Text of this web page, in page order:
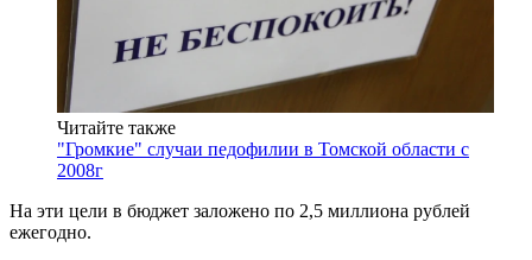
Читайте также
"Громкие" случаи педофилии в Томской области с
2008г
На эти цели в бюджет заложено по 2,5 миллиона рублей
ежегодно.